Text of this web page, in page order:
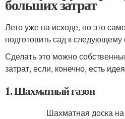
больших затрат
Лето уже на исходе, но это
подготовить сад к следующему
Сделать это можно
затрат, если, конечно, есть
1. Шахматный газон
Шахматная доска